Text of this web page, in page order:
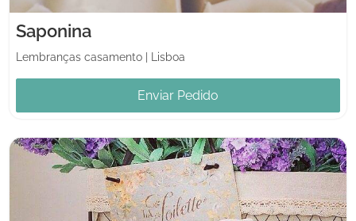
Saponina
Lembranças casamento Lisboa
Enviar Pedido